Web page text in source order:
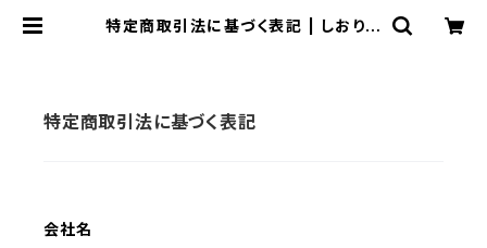
特定商取引法に基づく表記 | しおりク
特定商取引法に基づく表記
会社名